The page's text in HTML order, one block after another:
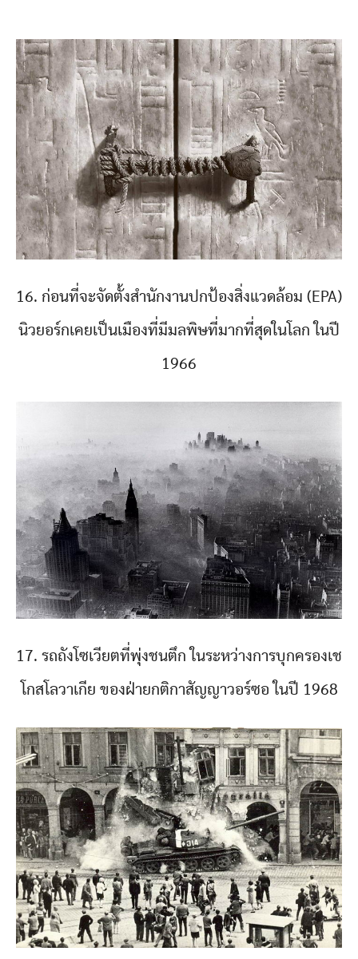
16. ก่อนที่จะจัดตั้งสำนักงานปกป้องสิ่งแวดล้อม (EPA)
นิวยอร์กเคยเป็นเมืองที่มีมลพิษที่มากที่สุดในโลก ในปี
1966
17. รถถังโซเวียตที่พุ่งชนตึก ในระหว่างการบุกครองเช
โกสโลวาเกีย ของฝ่ายกติกาสัญญาวอร์ซอ ในปี 1968